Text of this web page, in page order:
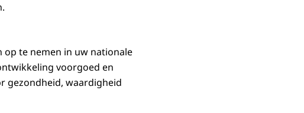
op te nemen in uw nationale
voorgoed en
gezondheid, waardigheid